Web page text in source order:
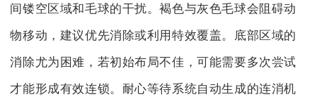
间镂空区域和毛球的干扰。褐色与灰色毛球会阻碍动
物移动，建议优先消除或利用特效覆盖。底部区域的
消除尤为困难，若初始布局不佳，可能需要多次尝试
才能形成有效连锁。耐心等待系统自动生成的连消机